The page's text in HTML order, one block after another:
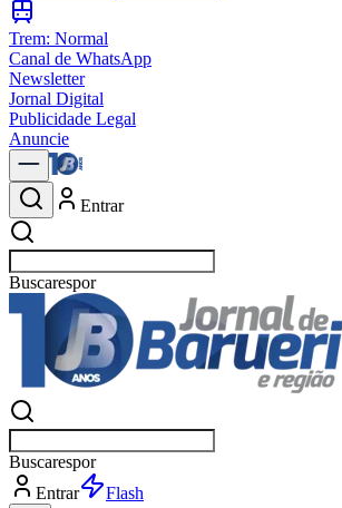
Trem: Normal
Canal de WhatsApp
Newsletter
Jornal Digital
Publicidade Legal
Anuncie
Entrar
Buscarnot
Buscarnot
Entrar
Explorar